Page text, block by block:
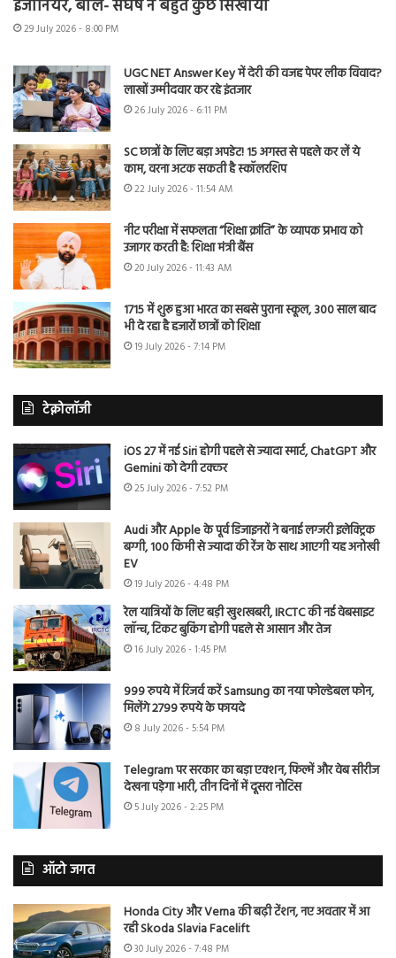
इंजीनियर, बोले- संघर्ष ने बहुत कुछ सिखाया
29 July 2026 - 8:00 PM
UGC NET Answer Key में देरी की वजह पेपर लीक विवाद?
लाखों उम्मीदवार कर रहे इंतजार
26 July 2026 - 6:11 PM
SC छात्रों के लिए बड़ा अपडेट! 15 अगस्त से पहले कर लें ये
काम, वरना अटक सकती है स्कॉलरशिप
22 July 2026 - 11:54 AM
नीट परीक्षा में सफलता “शिक्षा क्रांति” के व्यापक प्रभाव को
उजागर करती है: शिक्षा मंत्री बैंस
20 July 2026 - 11:43 AM
1715 में शुरू हुआ भारत का सबसे पुराना स्कूल, 300 साल बाद
भी दे रहा है हजारों छात्रों को शिक्षा
19 July 2026 - 7:14 PM
टेक्नोलॉजी
iOS 27 में नई Siri होगी पहले से ज्यादा स्मार्ट, ChatGPT और
Gemini को देगी टक्कर
25 July 2026 - 7:52 PM
Audi और Apple के पूर्व डिजाइनरों ने बनाई लग्जरी इलेक्ट्रिक
बग्गी, 100 किमी से ज्यादा की रेंज के साथ आएगी यह अनोखी
EV
19 July 2026 - 4:48 PM
रेल यात्रियों के लिए बड़ी खुशखबरी, IRCTC की नई वेबसाइट
लॉन्च, टिकट बुकिंग होगी पहले से आसान और तेज
16 July 2026 - 1:45 PM
999 रुपये में रिजर्व करें Samsung का नया फोल्डेबल फोन,
मिलेंगे 2799 रुपये के फायदे
8 July 2026 - 5:54 PM
Telegram पर सरकार का बड़ा एक्शन, फिल्में और वेब सीरीज
देखना पड़ेगा भारी, तीन दिनों में दूसरा नोटिस
5 July 2026 - 2:25 PM
ऑटो जगत
Honda City और Verna की बढ़ी टेंशन, नए अवतार में आ
रही Skoda Slavia Facelift
30 July 2026 - 7:48 PM